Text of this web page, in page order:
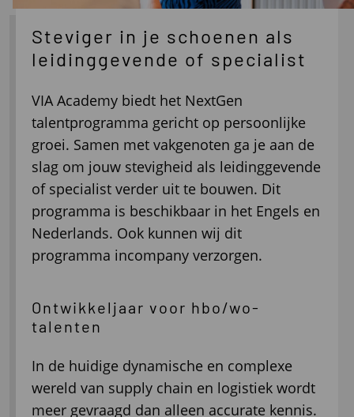
Steviger in je schoenen als
leidinggevende of specialist
VIA Academy biedt het NextGen
talentprogramma gericht op persoonlijke
groei. Samen met vakgenoten ga je aan de
slag om jouw stevigheid als leidinggevende
of specialist verder uit te bouwen. Dit
programma is beschikbaar in het Engels en
Nederlands. Ook kunnen wij dit
programma incompany verzorgen.
Ontwikkeljaar voor hbo/wo-
talenten
In de huidige dynamische en complexe
wereld van supply chain en logistiek wordt
meer gevraagd dan alleen accurate kennis.